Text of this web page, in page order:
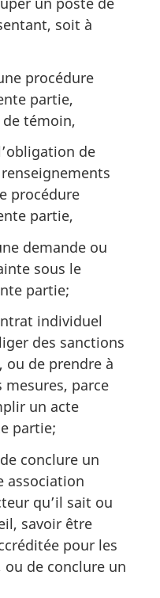
soit à
procédure
partie,
témoin,
de
procédure
partie,
demande ou
sous le
partie;
individuel
des sanctions
ou de prendre à
mesures, parce
un acte
partie;
conclure un
association
qu’il sait ou
savoir être
pour les
ou de conclure un